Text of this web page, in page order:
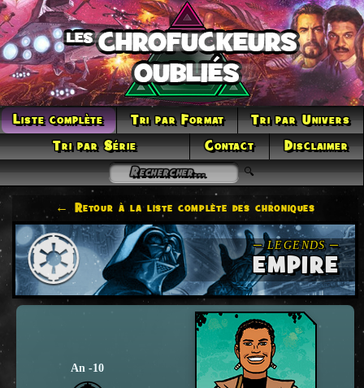
Liste complète Tri par Format
Tri par Univers
Tri par Série
Contact Disclaimer
← Retour à la liste complète des chroniques
EMPIRE
An -10